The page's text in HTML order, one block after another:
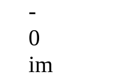
-
0
im